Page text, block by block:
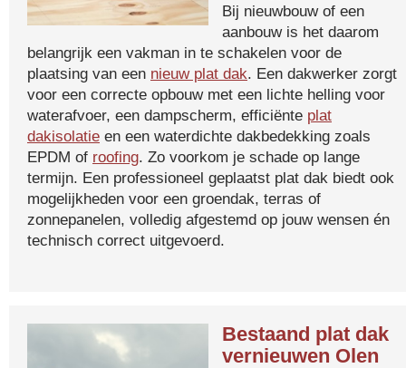
Bij nieuwbouw of een
aanbouw is het daarom
belangrijk een vakman in te schakelen voor de
plaatsing van een nieuw plat dak. Een dakwerker zorgt
voor een correcte opbouw met een lichte helling voor
waterafvoer, een dampscherm, efficiënte plat
dakisolatie en een waterdichte dakbedekking zoals
EPDM of roofing. Zo voorkom je schade op lange
termijn. Een professioneel geplaatst plat dak biedt ook
mogelijkheden voor een groendak, terras of
zonnepanelen, volledig afgestemd op jouw wensen én
technisch correct uitgevoerd.
Bestaand plat dak
vernieuwen Olen